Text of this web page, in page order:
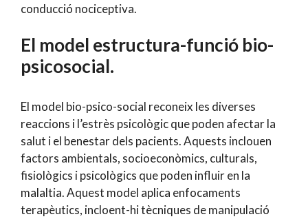
conducció nociceptiva.
El model estructura-funció bio-
psicosocial.
El model bio-psico-social reconeix les diverses
reaccions i l’estrès psicològic que poden afectar la
salut i el benestar dels pacients. Aquests inclouen
factors ambientals, socioeconòmics, culturals,
fisiològics i psicològics que poden influir en la
malaltia. Aquest model aplica enfocaments
terapèutics, incloent-hi tècniques de manipulació